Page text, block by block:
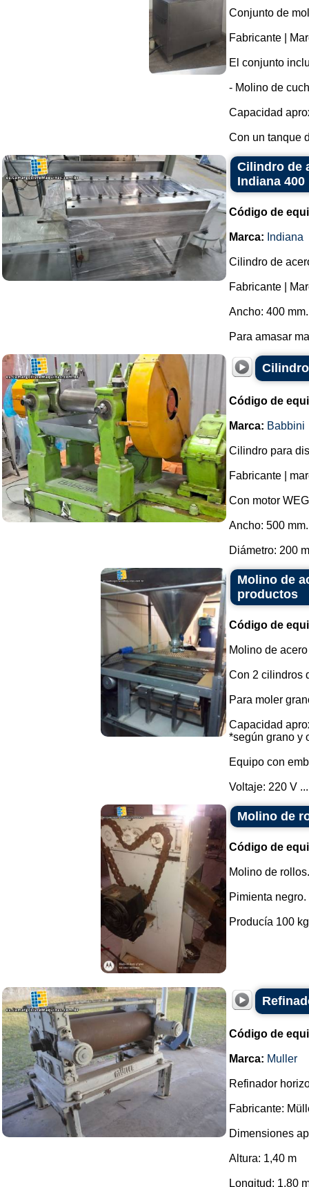
Conjunto de
Fabricante |
El conjunto
- Molino de
Capacidad
Con un tanque
Cilindro de
Indiana 400
Código de
Marca: Indiana
Cilindro de
Fabricante |
Ancho: 400 mm.
Para amasar
Código de
Marca: Babbini
Cilindro para
Fabricante |
Con motor
Ancho: 500 mm.
Diámetro: 200
Molino de
productos
Código de
Molino de
Con 2 cilindros
Para moler
Capacidad
*según grano y
Equipo con
Voltaje: 220 V ...
Molino de
Código de
Molino de rollos.
Pimienta negro.
Producía 100
Código de
Marca: Muller
Refinador
Fabricante:
Dimensiones
Altura: 1,40 m
Longitud: 1,80